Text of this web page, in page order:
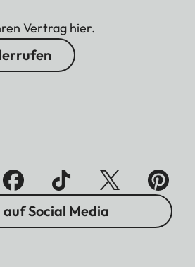
Vertrag hier.
auf Social Media